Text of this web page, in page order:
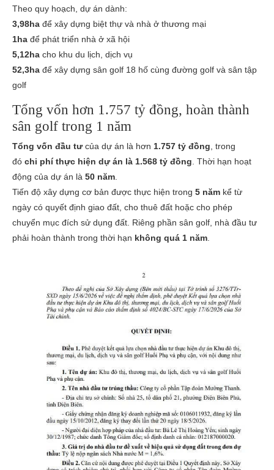
Theo quy hoạch, dự án dành:
3,98ha để xây dựng biệt thự và nhà ở thương mại
1ha để phát triển nhà ở xã hội
5,12ha cho khu du lịch, dịch vụ
52,3ha để xây dựng sân golf 18 hố cùng đường golf và sân tập
golf
Tổng vốn hơn 1.757 tỷ đồng, hoàn thành
sân golf trong 1 năm
Tổng vốn đầu tưcủa dự án là hơn 1.757 tỷ đồng , trong
đó chi phí thực hiện dự án là 1.568 tỷ đồng . Thời hạn hoạt
động của dự án là 50 năm
Tiến độ xây dựng cơ bản được thực hiện trong 5 năm kể từ
ngày có quyết định giao đất, cho thuê đất hoặc cho phép
chuyển mục đích sử dụng đất. Riêng phần sân golf, nhà đầu tư
phải hoàn thành trong thời hạn không quá 1 năm